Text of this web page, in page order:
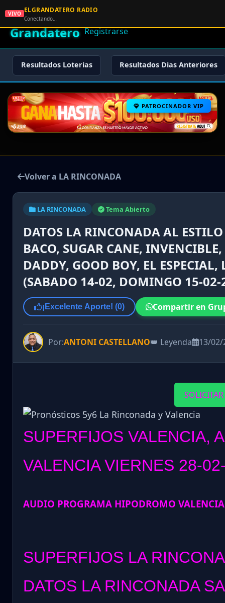
🌟 El
Grandatero Registrarse
Resultados Loterias Resultados Dias Anteriores
PATROCINADOR VIP
Volver a LA RINCONADA
LA RINCONADA Tema Abierto
DATOS LA RINCONADA AL
BACO, SUGAR CANE,
DADDY, GOOD BOY, EL ESPECIAL,
(SABADO 14-02, DOMINGO 15-
¡Excelente Aporte! (0) Compartir en
Por:ANTONI CASTELLANO👑 Leyenda 13/02/
SUPERFIJOS VALENCIA,
VALENCIA VIERNES 28-
AUDIO PROGRAMA HIPODROMO
SUPERFIJOS LA
DATOS LA RINCONADA
VIVO ELGRANDATERO RADIO
Conectando…